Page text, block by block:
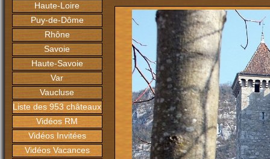
Haute-Loire
Puy-de-Dôme
Rhône
Savoie
Haute-Savoie
Var
Vaucluse
Liste des 953 châteaux
Vidéos RM
Vidéos Invitées
Vidéos Vacances